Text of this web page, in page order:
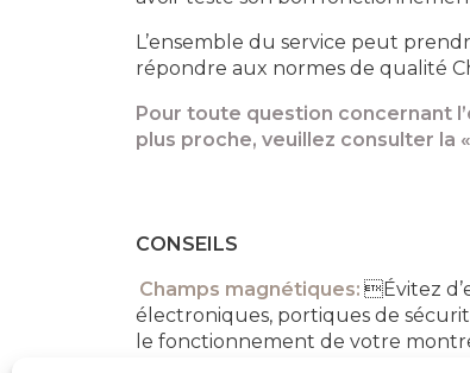
L’ensemble du service peut
répondre aux normes de qualité
Pour toute question concernant
plus proche, veuillez consulter la
CONSEILS
Champs magnétiques: Évitez
électroniques, portiques de
le fonctionnement de votre